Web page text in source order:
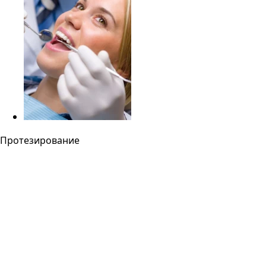
Протезирование